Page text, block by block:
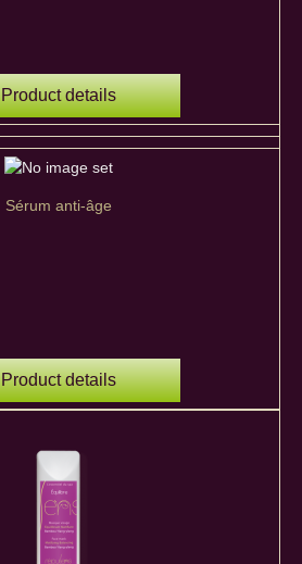
Product details
Sérum anti-âge
Product details